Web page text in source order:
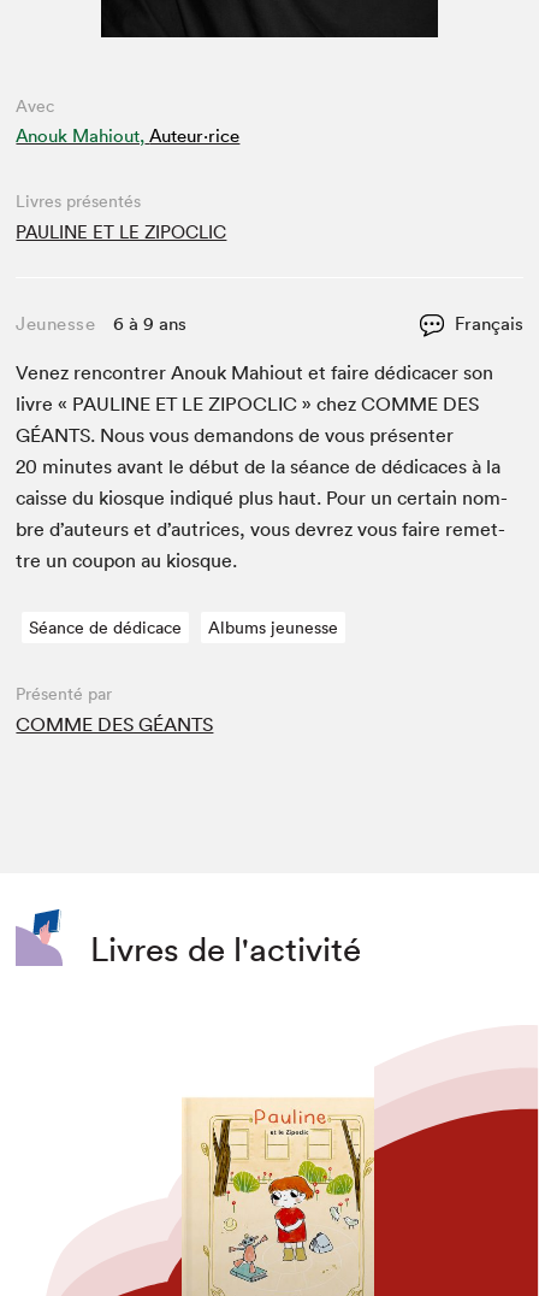
Avec
Anouk Mahiout, Auteur·rice
Livres présentés
PAULINE ET LE ZIPOCLIC
Jeunesse 6 à 9 ans Français
Venez ren­con­tr­er Anouk Mahiout et faire dédi­cac­er son
livre « PAULINE ET LE ZIPOCLIC » chezCOMME DES
GÉANTS. Nous vous deman­dons de vous présen­ter
20 min­utes avant le début de la séance de dédi­caces à la
caisse du kiosque indiqué plus haut. Pour un cer­tain nom­
bre d’auteurs et d’autrices, vous devrez vous faire remet­
tre un coupon au kiosque.
Séance de dédicace Albums jeunesse
Présenté par
COMME DES GÉANTS
Livres de l'activité